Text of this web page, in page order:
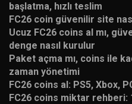
başlatma, hızlı teslim
FC26 coin güvenilir site
Ucuz FC26 coins al mı,
denge nasıl kurulur
Paket açma mı, coins ile
zaman yönetimi
FC26 coins al: PS5, Xbox,
FC26 coins miktar rehberi: